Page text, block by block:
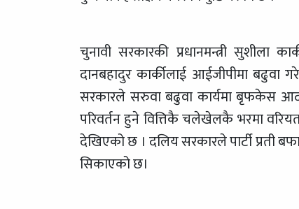
चुनावी सरकारकी प्रधानमन्त्री सुशीला
दानबहादुर कार्कीलाई आईजीपीमा
सरकारले सरुवा बढुवा कार्यमा बृफकेस
परिवर्तन हुने वित्तिकै चलेखेलकै भरमा
देखिएको छ । दलिय सरकारले पार्टी प्रती
सिकाएको छ।